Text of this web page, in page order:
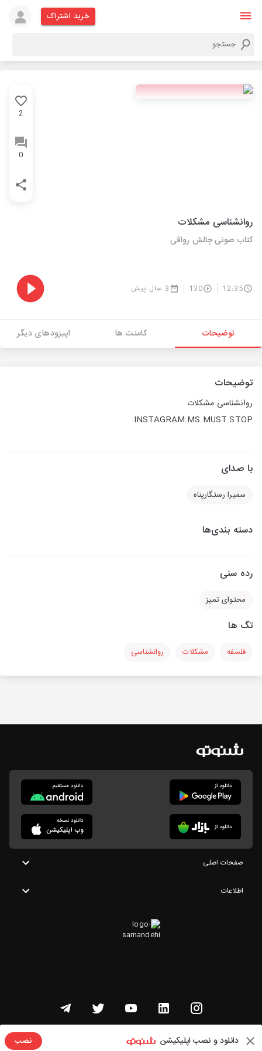
خرید اشتراک
2
0
روانشناسی مشکلات
کتاب صوتی چالش رواقی
12:35
130 3 سال پیش
توضیحات کامنت ها اپیزودهای دیگر
توضیحات
روانشناسی مشکلات
INSTAGRAM:MS.MUST.STOP
با صدای
سمیرا رستگارپناه
دسته بندی‌ها
رده سنی
محتوای تمیز
تگ ها
فلسفه مشکلات روانشناسی
دانلود و نصب اپلیکیشن نصب
صفحات اصلی
اطلاعات
تمامی حقوق این وبسایت متعلق به شنوتو است